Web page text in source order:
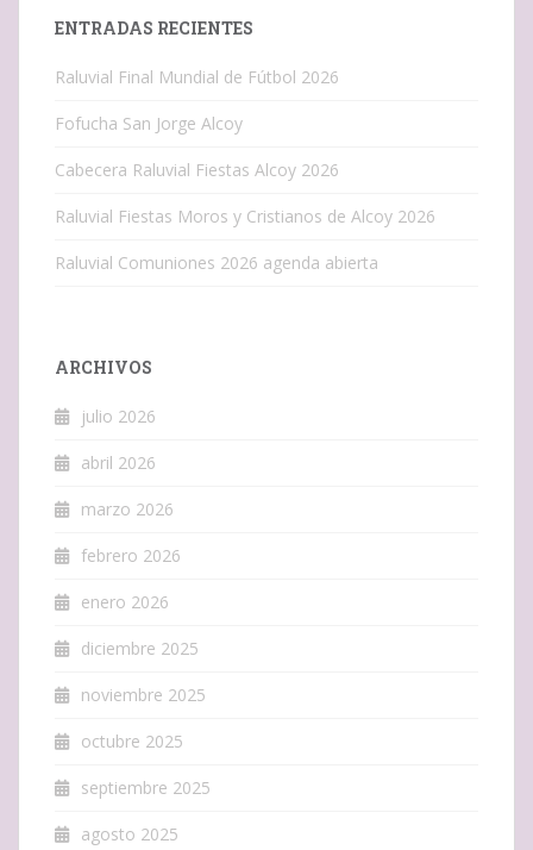
ENTRADAS RECIENTES
Raluvial Final Mundial de Fútbol 2026
Fofucha San Jorge Alcoy
Cabecera Raluvial Fiestas Alcoy 2026
Raluvial Fiestas Moros y Cristianos de Alcoy 2026
Raluvial Comuniones 2026 agenda abierta
ARCHIVOS
julio 2026
abril 2026
marzo 2026
febrero 2026
enero 2026
diciembre 2025
noviembre 2025
octubre 2025
septiembre 2025
agosto 2025